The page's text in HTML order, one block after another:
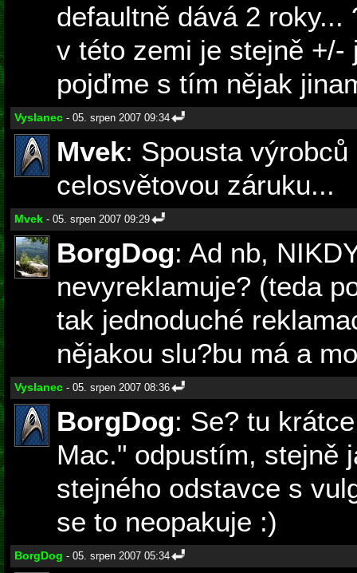
defaultně dává 2
v této zemi je stejně +/-
pojďme s tím nějak
Vyslanec - 05. srpen 2007 09:34
Mvek: Spousta
celosvětovou záruku...
Mvek - 05. srpen 2007 09:29
BorgDog: Ad nb,
nevyreklamuje? (teda
tak jednoduché
nějakou slu?bu má a
Vyslanec - 05. srpen 2007 08:36
BorgDog: Se? tu
Mac." odpustím, stejně
stejného odstavce s
se to neopakuje :)
BorgDog - 05. srpen 2007 05:34